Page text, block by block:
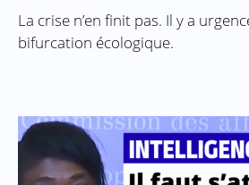
La crise n’en finit pas. Il y a
bifurcation écologique.